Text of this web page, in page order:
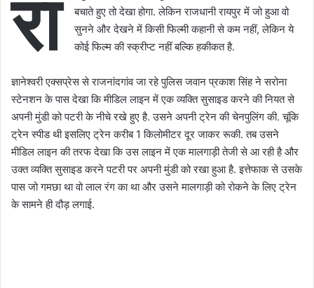
रा
बचाते हुए तो देखा होगा. लेकिन राजधानी रायपुर में जो हुआ वो
सुनने और देखने में किसी फिल्मी कहानी से कम नहीं, लेकिन ये
कोई फिल्म की स्क्रीप्ट नहीं बल्कि हकीकत है.
ज्ञानेश्वरी एक्सप्रेस से राजनांदगांव जा रहे पुलिस जवान प्रकाश सिंह ने सरोना
स्टेनशन के पास देखा कि मीडिल लाइन में एक व्यक्ति सुसाइड करने की नियत से
अपनी मुंडी को पटरी के नीचे रखे हुए है. उसने अपनी ट्रेन की चेनपुलिंग की. चूंकि
ट्रेन स्पीड थी इसलिए ट्रेन करीब 1 किलोमीटर दूर जाकर रूकी. तब उसने
मीडिल लाइन की तरफ देखा कि उस लाइन में एक मालगाड़ी तेजी से आ रही है और
उक्त व्यक्ति सुसाइड करने पटरी पर अपनी मुंडी को रखा हुआ है. इत्तेफाक से उसके
पास जो गमछा था वो लाल रंग का था और उसने मालगाड़ी को रोकने के लिए ट्रेन
के सामने ही दौड़ लगाई.